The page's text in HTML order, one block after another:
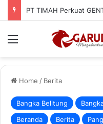
Menu
Home / Berita
Bangka Belitung
Beranda
Berita